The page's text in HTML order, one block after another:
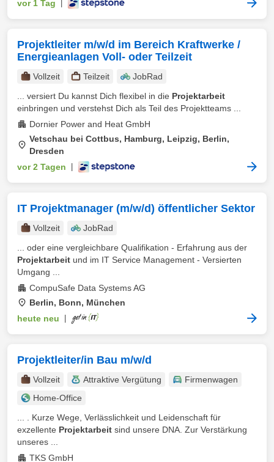
vor 1 Tag
Projektleiter m/w/d im Bereich Kraftwerke /
Energieanlagen Voll- oder Teilzeit
Vollzeit Teilzeit
JobRad
... versiert Du kannst Dich flexibel in die Projektarbeit
einbringen und verstehst Dich als Teil des Projektteams ...
Dornier Power and Heat GmbH
Vetschau bei Cottbus, Hamburg, Leipzig, Berlin,
Dresden
vor 2 Tagen
IT Projektmanager (m/w/d) öffentlicher Sektor
Vollzeit
JobRad
... oder eine vergleichbare Qualifikation - Erfahrung aus der
Projektarbeit und im IT Service Management - Versierten
Umgang ...
CompuSafe Data Systems AG
Berlin, Bonn, München
heute neu
Projektleiter/in Bau m/w/d
Vollzeit Attraktive Vergütung
Firmenwagen
Home-Office
... . Kurze Wege, Verlässlichkeit und Leidenschaft für
exzellente Projektarbeit sind unsere DNA. Zur Verstärkung
unseres ...
TKS GmbH